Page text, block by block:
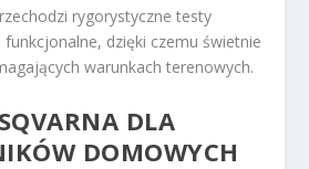
rygorystyczne testy
dzięki czemu świetnie
warunkach terenowych.
DLA
DOMOWYCH